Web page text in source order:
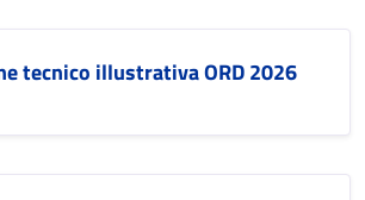
tecnico illustrativa ORD 2026